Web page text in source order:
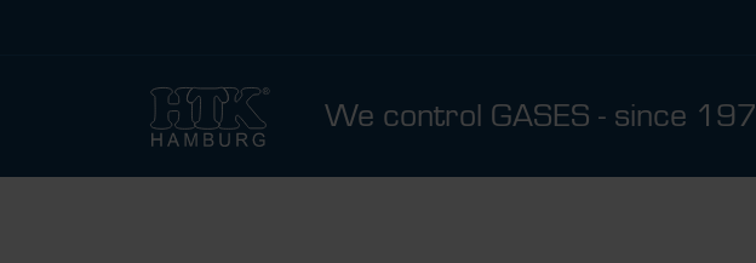
We control GASES - since